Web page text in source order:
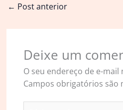
← Post anterior
Deixe um
O seu endereço de e-
Campos obrigatórios são